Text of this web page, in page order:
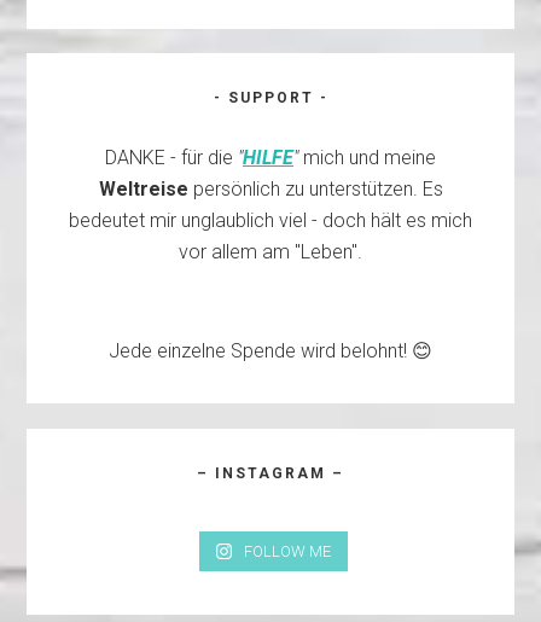
- SUPPORT -
DANKE - für die "HILFE"mich und meine
Weltreise persönlich zu unterstützen. Es
bedeutet mir unglaublich viel - doch hält es mich
vor allem am "Leben".
Jede einzelne Spende wird belohnt! 😊
– INSTAGRAM –
FOLLOW ME